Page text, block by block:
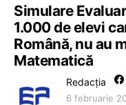
Simulare
1.000 de elevi
Română, nu au
Matematică
Redacția
6 februarie